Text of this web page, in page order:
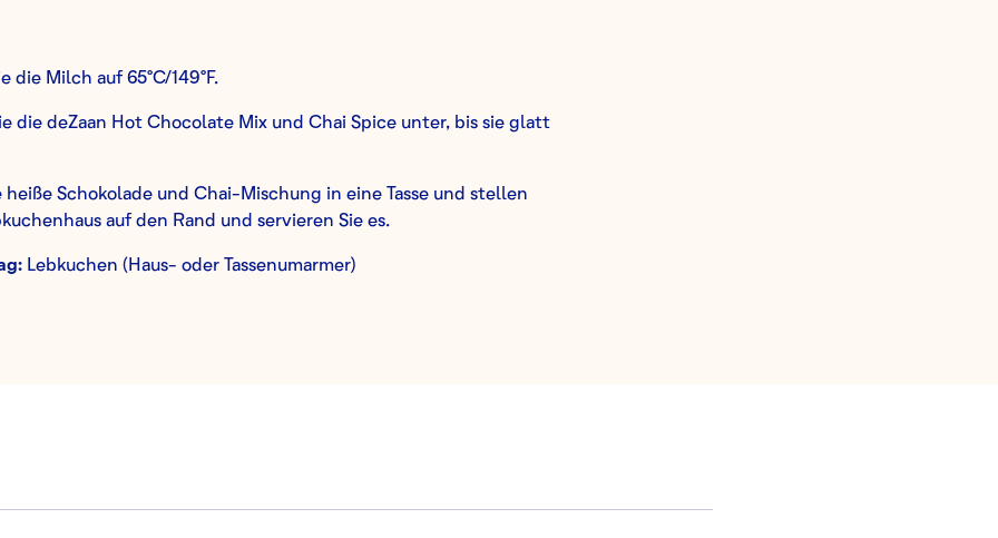
die Milch auf 65°C/149°F.
die deZaan Hot Chocolate Mix und Chai Spice unter, bis sie glatt
heiße Schokolade und Chai-Mischung in eine Tasse und stellen
auf den Rand und servieren Sie es.
Lebkuchen (Haus- oder Tassenumarmer)